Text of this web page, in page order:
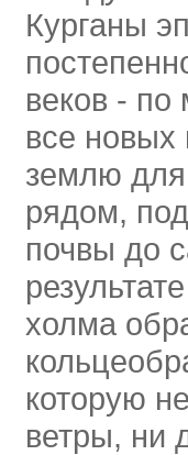
Курганы
веков - по
все
землю
рядом,
почвы до
холма
которую
ветры, ни